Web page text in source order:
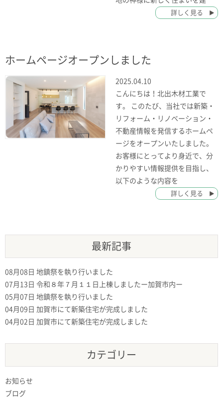
詳しく見る
ホームページオープンしました
2025.04.10
こんにちは！北出木材工業で
す。 このたび、当社では新築・
リフォーム・リノベーション・
不動産情報を発信するホームペ
ージをオープンいたしました。
お客様にとってより身近で、分
かりやすい情報提供を目指し、
以下のような内容を
詳しく見る
最新記事
08月08日 地鎮祭を執り行いました
07月13日 令和８年７月１１日上棟しましたー加賀市内ー
05月07日 地鎮祭を執り行いました
04月09日 加賀市にて新築住宅が完成しました
04月02日 加賀市にて新築住宅が完成しました
カテゴリー
お知らせ
ブログ